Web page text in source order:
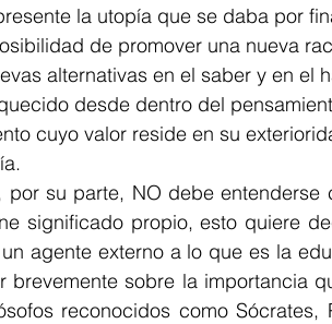
la utopía que se daba por
de promover una nueva
alternativas en el saber y en el
desde dentro del
cuyo valor reside en su
por su parte, NO debe entenderse
significado propio, esto quiere
agente externo a lo que es la
brevemente sobre la importancia
reconocidos como Sócrates,